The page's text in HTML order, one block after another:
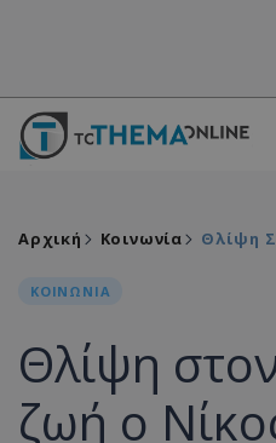
Αρχική Κοινωνία Θλίψη
ΚΟΙΝΩΝΙΑ
Θλίψη
ζωή ο